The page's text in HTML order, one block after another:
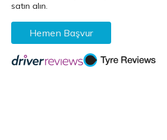
satın alın.
Hemen Başvur